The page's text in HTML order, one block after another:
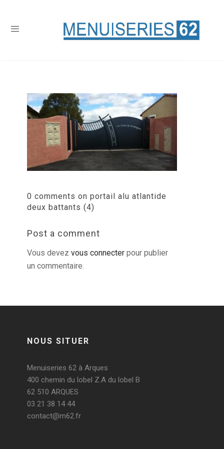
0 comments on portail alu atlantide
deux battants (4)
Post a comment
Vous devez vous connecter pour publier
un commentaire.
NOUS SITUER
Menuiseries 62 à Arques
400 chemin du lobel Z.A du lobel B
62 510 ARQUES
03 21 38 14 44
contact@m62.fr